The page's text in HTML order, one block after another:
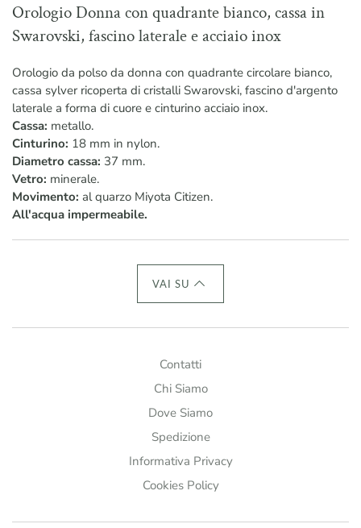
Orologio Donna con quadrante bianco, cassa in
Swarovski, fascino laterale e acciaio inox
Orologio da polso da donna con quadrante circolare bianco,
cassa sylver ricoperta di cristalli Swarovski, fascino d'argento
laterale a forma di cuore e cinturino acciaio inox.
Cassa: metallo.
Cinturino: 18 mm in nylon.
Diametro cassa: 37 mm.
Vetro: minerale.
Movimento: al quarzo Miyota Citizen.
All'acqua impermeabile.
VAI SU
Contatti
Chi Siamo
Dove Siamo
Spedizione
Informativa Privacy
Cookies Policy